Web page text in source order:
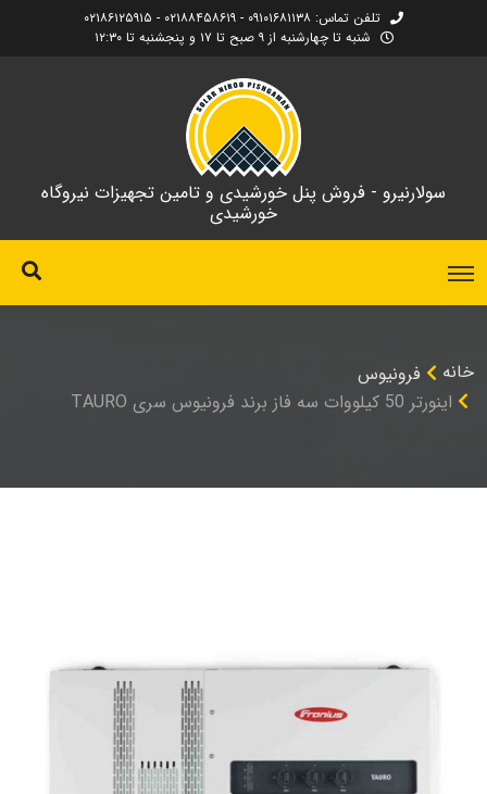
تلفن تماس: ۰۹۱۰۱۶۸۱۱۳۸ - ۰۲۱۸۸۴۵۸۶۱۹ - ۰۲۱۸۶۱۲۵۹۱۵
شنبه تا چهارشنبه از ۹ صبح تا ۱۷ و پنجشنبه تا ۱۲:۳۰
سولارنیرو - فروش پنل خورشیدی و تامین تجهیزات نیروگاه
خورشیدی
خانه
فرونیوس
اینورتر 50 کیلووات سه فاز برند فرونیوس سری TAURO